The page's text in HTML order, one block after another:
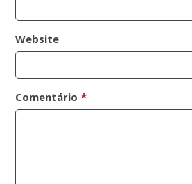
Website
Comentário *